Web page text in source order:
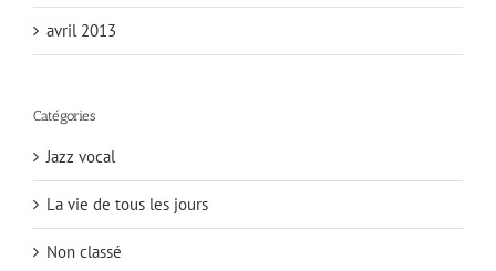
avril 2013
Catégories
Jazz vocal
La vie de tous les jours
Non classé